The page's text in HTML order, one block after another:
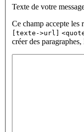
Texte de votre
Ce champ accepte les
[texte->url]
créer des